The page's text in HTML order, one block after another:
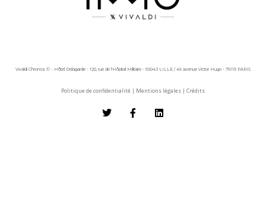
Vivaldi Chronos © - Hôtel Delagarde - 120, rue de l'Hôpital Militaire - 59043 LILLE / 45 avenue Victor Hugo - 75116 PARIS
Politique de confidentialité | Mentions légales | Crédits